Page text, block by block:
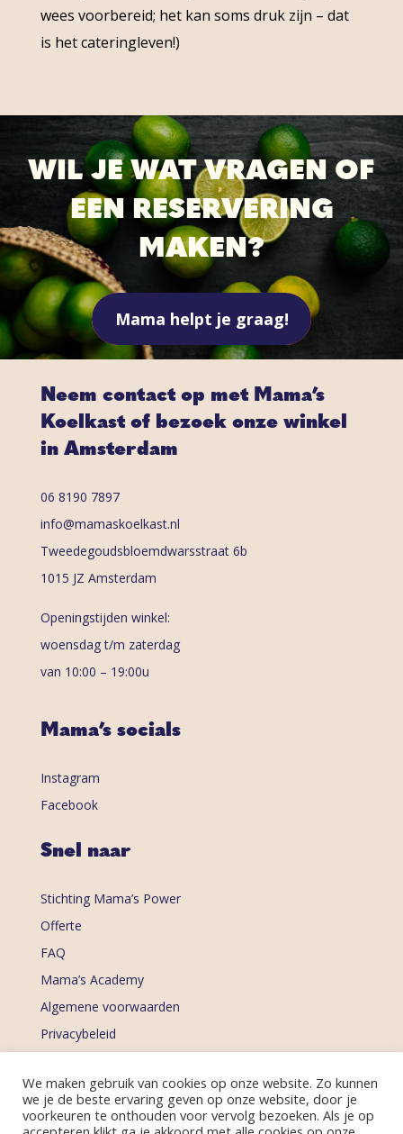
wees voorbereid; het kan soms druk zijn – dat
is het cateringleven!)
WIL JE WAT VRAGEN OF
EEN RESERVERING
MAKEN?
Mama helpt je graag!
Neem contact op met Mama’s
Koelkast of bezoek onze winkel
in Amsterdam
06 8190 7897
info@mamaskoelkast.nl
Tweedegoudsbloemdwarsstraat 6b
1015 JZ Amsterdam
Openingstijden winkel:
woensdag t/m zaterdag
van 10:00 – 19:00u
Mama’s socials
Instagram
Facebook
Snel naar
Stichting Mama’s Power
Offerte
FAQ
Mama’s Academy
Algemene voorwaarden
Privacybeleid
Ontvang de nieuwsbrief
We maken gebruik van cookies op onze website. Zo kunnen
we je de beste ervaring geven op onze website, door je
voorkeuren te onthouden voor vervolg bezoeken. Als je op